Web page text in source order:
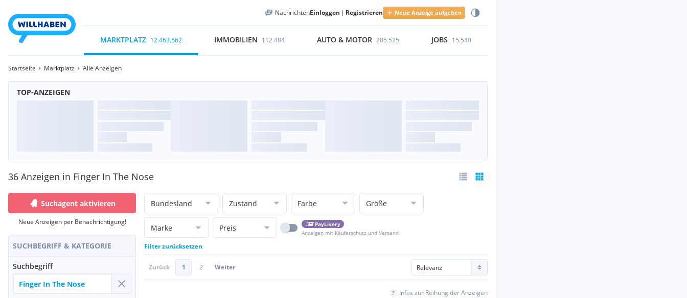
NachrichtenEinloggen | Registrieren Neue Anzeige aufgeben
MARKTPLATZ 12.463.562 IMMOBILIEN 112.484 AUTO & MOTOR 205.525 JOBS 15.540
Startseite Marktplatz Alle Anzeigen
TOP-ANZEIGEN
36 Anzeigen in Finger In The Nose
Suchagent aktivieren
Neue Anzeigen per Benachrichtigung!
SUCHBEGRIFF & KATEGORIE
Suchbegriff
Bundesland Zustand Farbe Größe
Marke Preis
PayLivery
Anzeigen mit Käuferschutz und Versand
Filter zurücksetzen
Zurück 1 2 Weiter
Infos zur Reihung der Anzeigen